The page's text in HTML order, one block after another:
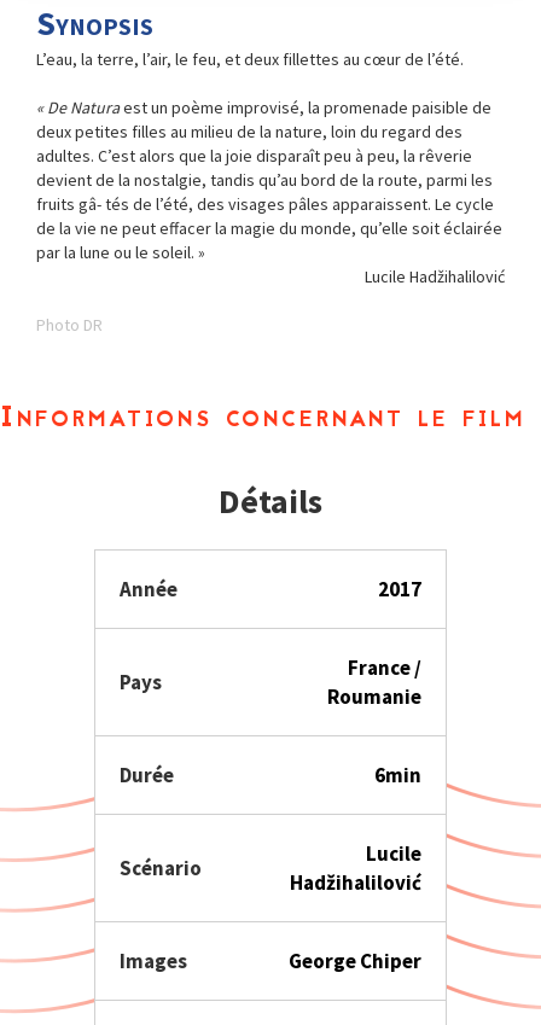
Synopsis
L’eau, la terre, l’air, le feu, et deux fillettes au cœur de l’été.
« De Naturaest un poème improvisé, la promenade paisible de
deux petites filles au milieu de la nature, loin du regard des
adultes. C’est alors que la joie disparaît peu à peu, la rêverie
devient de la nostalgie, tandis qu’au bord de la route, parmi les
fruits gâ- tés de l’été, des visages pâles apparaissent. Le cycle
de la vie ne peut effacer la magie du monde, qu’elle soit éclairée
par la lune ou le soleil. »
Lucile Hadžihalilović
Photo DR
Informations concernant le film
Détails
Année 2017
Pays
France /
Roumanie
Durée 6min
Scénario
Lucile
Hadžihalilović
Images George Chiper